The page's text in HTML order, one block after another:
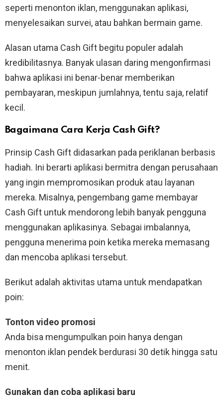
seperti menonton iklan, menggunakan aplikasi,
menyelesaikan survei, atau bahkan bermain game.
Alasan utama Cash Gift begitu populer adalah
kredibilitasnya. Banyak ulasan daring mengonfirmasi
bahwa aplikasi ini benar-benar memberikan
pembayaran, meskipun jumlahnya, tentu saja, relatif
kecil.
Bagaimana Cara Kerja Cash Gift?
Prinsip Cash Gift didasarkan pada periklanan berbasis
hadiah. Ini berarti aplikasi bermitra dengan perusahaan
yang ingin mempromosikan produk atau layanan
mereka. Misalnya, pengembang game membayar
Cash Gift untuk mendorong lebih banyak pengguna
menggunakan aplikasinya. Sebagai imbalannya,
pengguna menerima poin ketika mereka memasang
dan mencoba aplikasi tersebut.
Berikut adalah aktivitas utama untuk mendapatkan
poin:
Tonton video promosi
Anda bisa mengumpulkan poin hanya dengan
menonton iklan pendek berdurasi 30 detik hingga satu
menit.
Gunakan dan coba aplikasi baru